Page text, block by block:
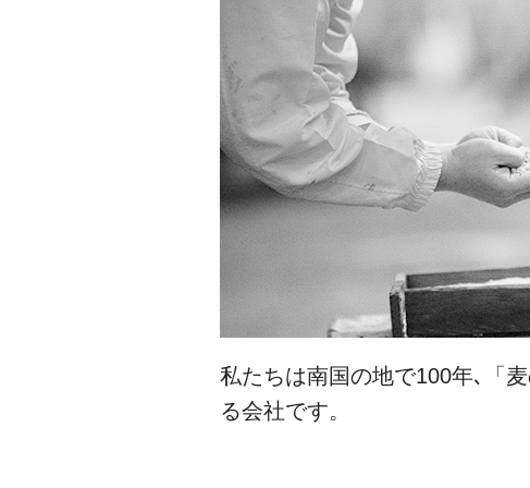
私たちは南国の地で100年､「
る会社です。